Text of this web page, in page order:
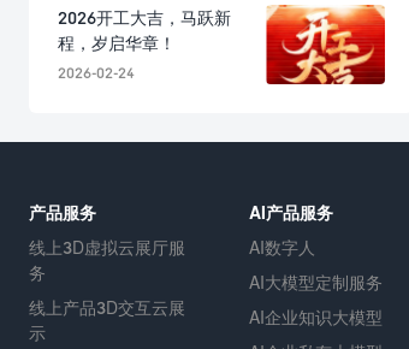
2026开工大吉，马跃新
程，岁启华章！
2026-02-24
产品服务
线上3D虚拟云展厅服
务
线上产品3D交互云展
示
AI产品服务
AI数字人
AI大模型定制服务
AI企业知识大模型